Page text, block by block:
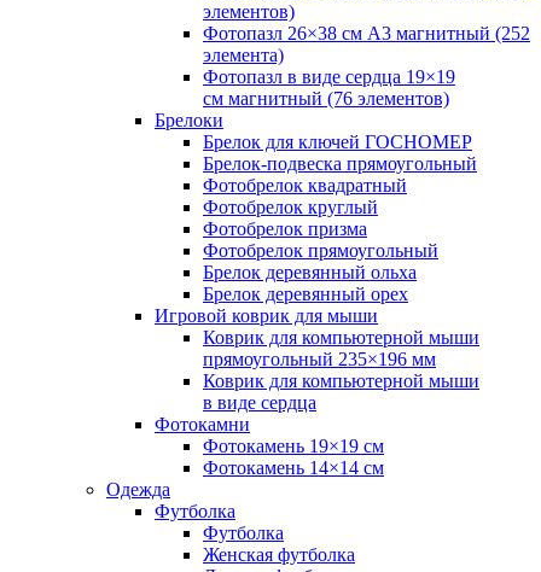
элементов)
Фотопазл 26×38 см А3 магнитный (252
элемента)
Фотопазл в виде сердца 19×19
см магнитный (76 элементов)
Брелоки
Брелок для ключей ГОСНОМЕР
Брелок-подвеска прямоугольный
Фотобрелок квадратный
Фотобрелок круглый
Фотобрелок призма
Фотобрелок прямоугольный
Брелок деревянный ольха
Брелок деревянный орех
Игровой коврик для мыши
Коврик для компьютерной мыши
прямоугольный 235×196 мм
Коврик для компьютерной мыши
в виде сердца
Фотокамни
Фотокамень 19×19 см
Фотокамень 14×14 см
Одежда
Футболка
Футболка
Женская футболка